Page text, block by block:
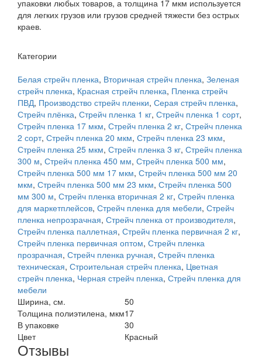
упаковки любых товаров, а толщина 17 мкм используется
для легких грузов или грузов средней тяжести без острых
краев.
Категории
Белая стрейч пленка, Вторичная стрейч пленка, Зеленая
стрейч пленка, Красная стрейч пленка, Пленка стрейч
ПВД, Производство стрейч пленки, Серая стрейч пленка,
Стрейч плёнка, Стрейч пленка 1 кг, Стрейч пленка 1 сорт,
Стрейч пленка 17 мкм, Стрейч пленка 2 кг, Стрейч пленка
2 сорт, Стрейч пленка 20 мкм, Стрейч пленка 23 мкм,
Стрейч пленка 25 мкм, Стрейч пленка 3 кг, Стрейч пленка
300 м, Стрейч пленка 450 мм, Стрейч пленка 500 мм,
Стрейч пленка 500 мм 17 мкм, Стрейч пленка 500 мм 20
мкм, Стрейч пленка 500 мм 23 мкм, Стрейч пленка 500
мм 300 м, Стрейч пленка вторичная 2 кг, Стрейч пленка
для маркетплейсов, Стрейч пленка для мебели, Стрейч
пленка непрозрачная, Стрейч пленка от производителя,
Стрейч пленка паллетная, Стрейч пленка первичная 2 кг,
Стрейч пленка первичная оптом, Стрейч пленка
прозрачная, Стрейч пленка ручная, Стрейч пленка
техническая, Строительная стрейч пленка, Цветная
стрейч пленка, Черная стрейч пленка, Стрейч пленка для
мебели
Ширина, см.
50
Толщина полиэтилена, мкм17
В упаковке
30
Цвет
Красный
Отзывы